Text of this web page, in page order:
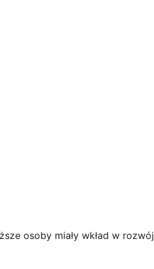
osoby miały wkład w rozwój